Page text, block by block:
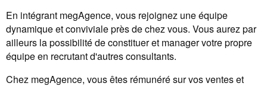
En intégrant megAgence, vous rejoignez une équipe
dynamique et conviviale près de chez vous. Vous aurez par
ailleurs la possibilité de constituer et manager votre propre
équipe en recrutant d'autres consultants.
Chez megAgence, vous êtes rémunéré sur vos ventes et